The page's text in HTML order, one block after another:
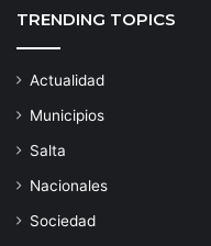
TRENDING TOPICS
Actualidad
Municipios
Salta
Nacionales
Sociedad